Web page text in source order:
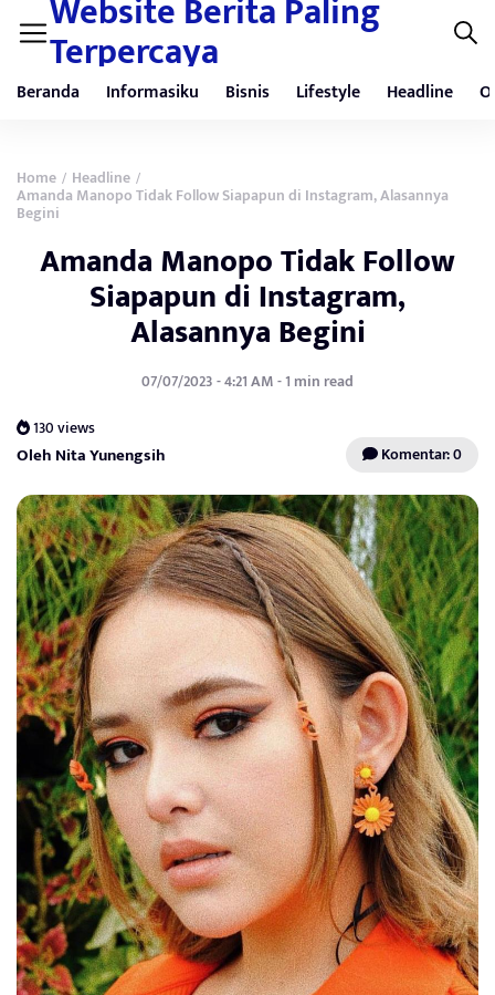
Website Berita Paling
Terpercaya
Beranda Informasiku Bisnis Lifestyle Headline
Home / Headline /
Amanda Manopo Tidak Follow Siapapun di Instagram, Alasannya
Begini
Amanda Manopo Tidak Follow
Siapapun di Instagram,
Alasannya Begini
07/07/2023 - 4:21 AM - 1 min read
130 views
Oleh Nita Yunengsih Komentar: 0